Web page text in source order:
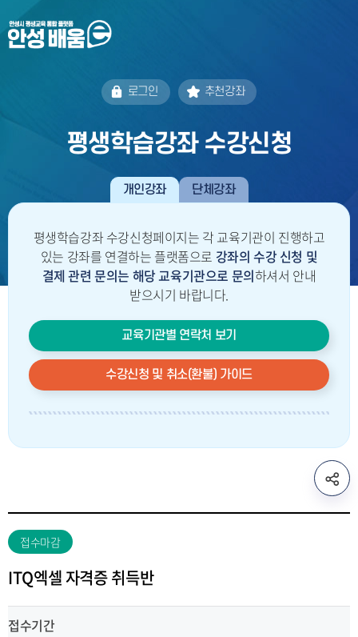
로그인 추천강좌
평생학습강좌 수강신청
개인강좌 단체강좌
평생학습강좌 수강신청페이지는 각 교육기관이 진행하고
있는 강좌를 연결하는 플랫폼으로 강좌의 수강 신청 및
결제 관련 문의는 해당 교육기관으로 문의하셔서 안내
받으시기 바랍니다.
교육기관별 연락처 보기
수강신청 및 취소(환불) 가이드
sns
공
유
기
접수마감
ITQ엑셀 자격증 취득반
접수기간